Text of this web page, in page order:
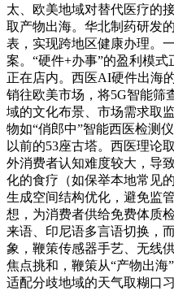
太、欧美地域对替代医疗的
取产物出海。华北制药研发
表，实现跨地区健康办理。
案。“硬件+办事”的盈利模
正在店内。西医AI硬件出海
销往欧美市场，将5G智能筛
域的文化布景、市场需求取
物如“俏郎中”智能西医检测
以前的53座古塔。西医理论
外消费者认知难度较大，导
化的食疗（如保举本地常见
生成空间结构优化，避免监
想，为消费者供给免费体质
来语、印尼语多言语切换，
象，鞭策传感器手艺、无线
焦点挑和，鞭策从“产物出海
适配分歧地域的天气取糊口